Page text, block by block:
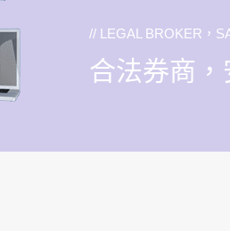
// LEGAL BROKER，
合法券商